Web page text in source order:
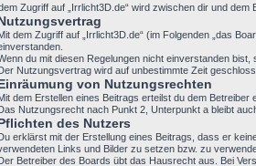
Zugriff auf „Irrlicht3D.de“ wird zwischen dir und
dem Zugriff auf „Irrlicht3D.de“ (im Folgenden „das
du mit diesen Regelungen nicht einverstanden
Nutzungsvertrag wird auf unbestimmte Zeit
von Nutzungsrechten
dem Erstellen eines Beitrags erteilst du dem
Nutzungsrecht nach Punkt 2, Unterpunkt a bleibt
des Nutzers
erklärst mit der Erstellung eines Beitrags, dass er
Links und Bilder zu setzen bzw. zu
Betreiber des Boards übt das Hausrecht aus. Bei